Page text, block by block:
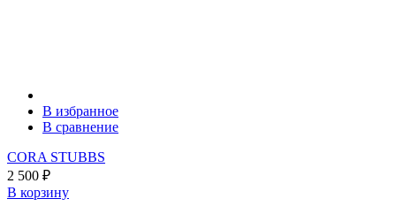
В избранное
В сравнение
CORA STUBBS
2 500 ₽
В корзину